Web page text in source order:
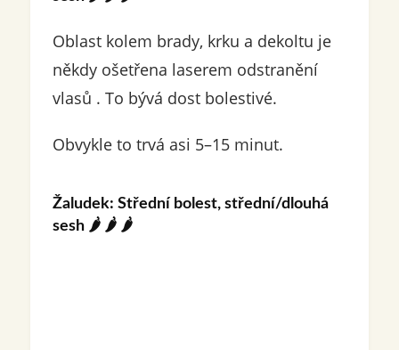
Oblast kolem brady, krku a dekoltu je
někdy ošetřena laserem odstranění
vlasů . To bývá dost bolestivé.
Obvykle to trvá asi 5–15 minut.
Žaludek: Střední bolest, střední/dlouhá
sesh🌶️ 🌶️ 🌶️